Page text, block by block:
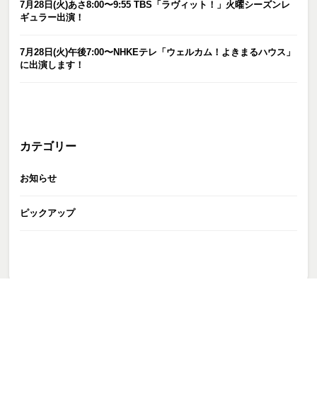
7月28日(火)あさ8:00〜9:55 TBS「ラヴィット！」火曜シーズンレ
ギュラー出演！
7月28日(火)午後7:00〜NHKEテレ「ウェルカム！よきまるハウス」
に出演します！
カテゴリー
お知らせ
ピックアップ